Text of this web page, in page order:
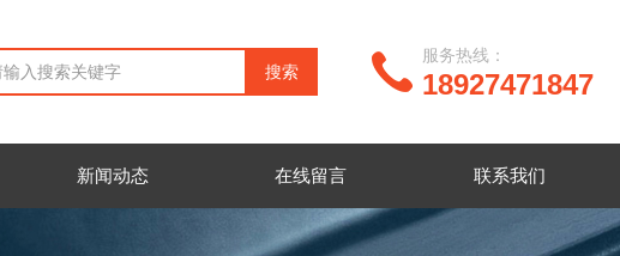
18927471847
服务热线：
新闻动态 在线留言 联系我们